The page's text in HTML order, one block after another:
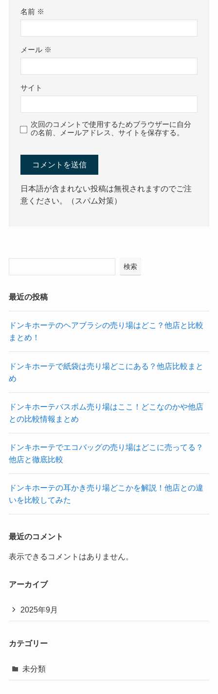
名前 ※
メール ※
サイト
次回のコメントで使用するためブラウザーに自分
の名前、メールアドレス、サイトを保存する。
日本語が含まれない投稿は無視されますのでご注
意ください。（スパム対策）
検索
最近の投稿
ドンキホーテのヘアブラシの売り場はどこ？他店と比較
まとめ！
ドンキホーテで紙袋は売り場どこにある？他店比較まと
め
ドンキホーテバスボム売り場はここ！どこなのかや他店
との比較情報まとめ
ドンキホーテでエコバッグの売り場はどこに売ってる？
他店と徹底比較
ドンキホーテの耳かき売り場どこかを解説！他店との違
いを比較してみた
最近のコメント
表示できるコメントはありません。
アーカイブ
2025年9月
カテゴリー
未分類